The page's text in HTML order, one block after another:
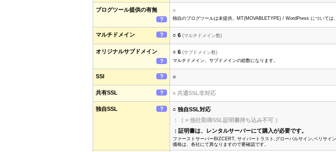
ブログツール提供の有無
？
×
独自のブログツールは未提供。MT(MOVABLETYPE) / WordPress については
マルチドメイン ？ ○ 6 (マルチドメイン数)
オリジナルサブドメイン
？
○ 6 (サブドメイン数)
マルチドメイン、サブドメインの総数になります。
SSI ？ ○
共有SSL ？ × 共通SSL非対応
独自SSL ？
○ 独自SSL対応
：（ × 他社取得SSL証明書持ち込み不可 ）
：証明書は、レンタルサーバーにて購入が必要です。
ファーストサーバーBIZCERT, サイバートラスト,グローバルサイン,ベリサイン
価格は、各社にて異なりますので要確認です。